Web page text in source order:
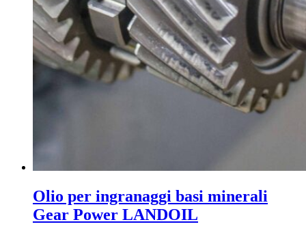
Olio per ingranaggi basi minerali
Gear Power LANDOIL